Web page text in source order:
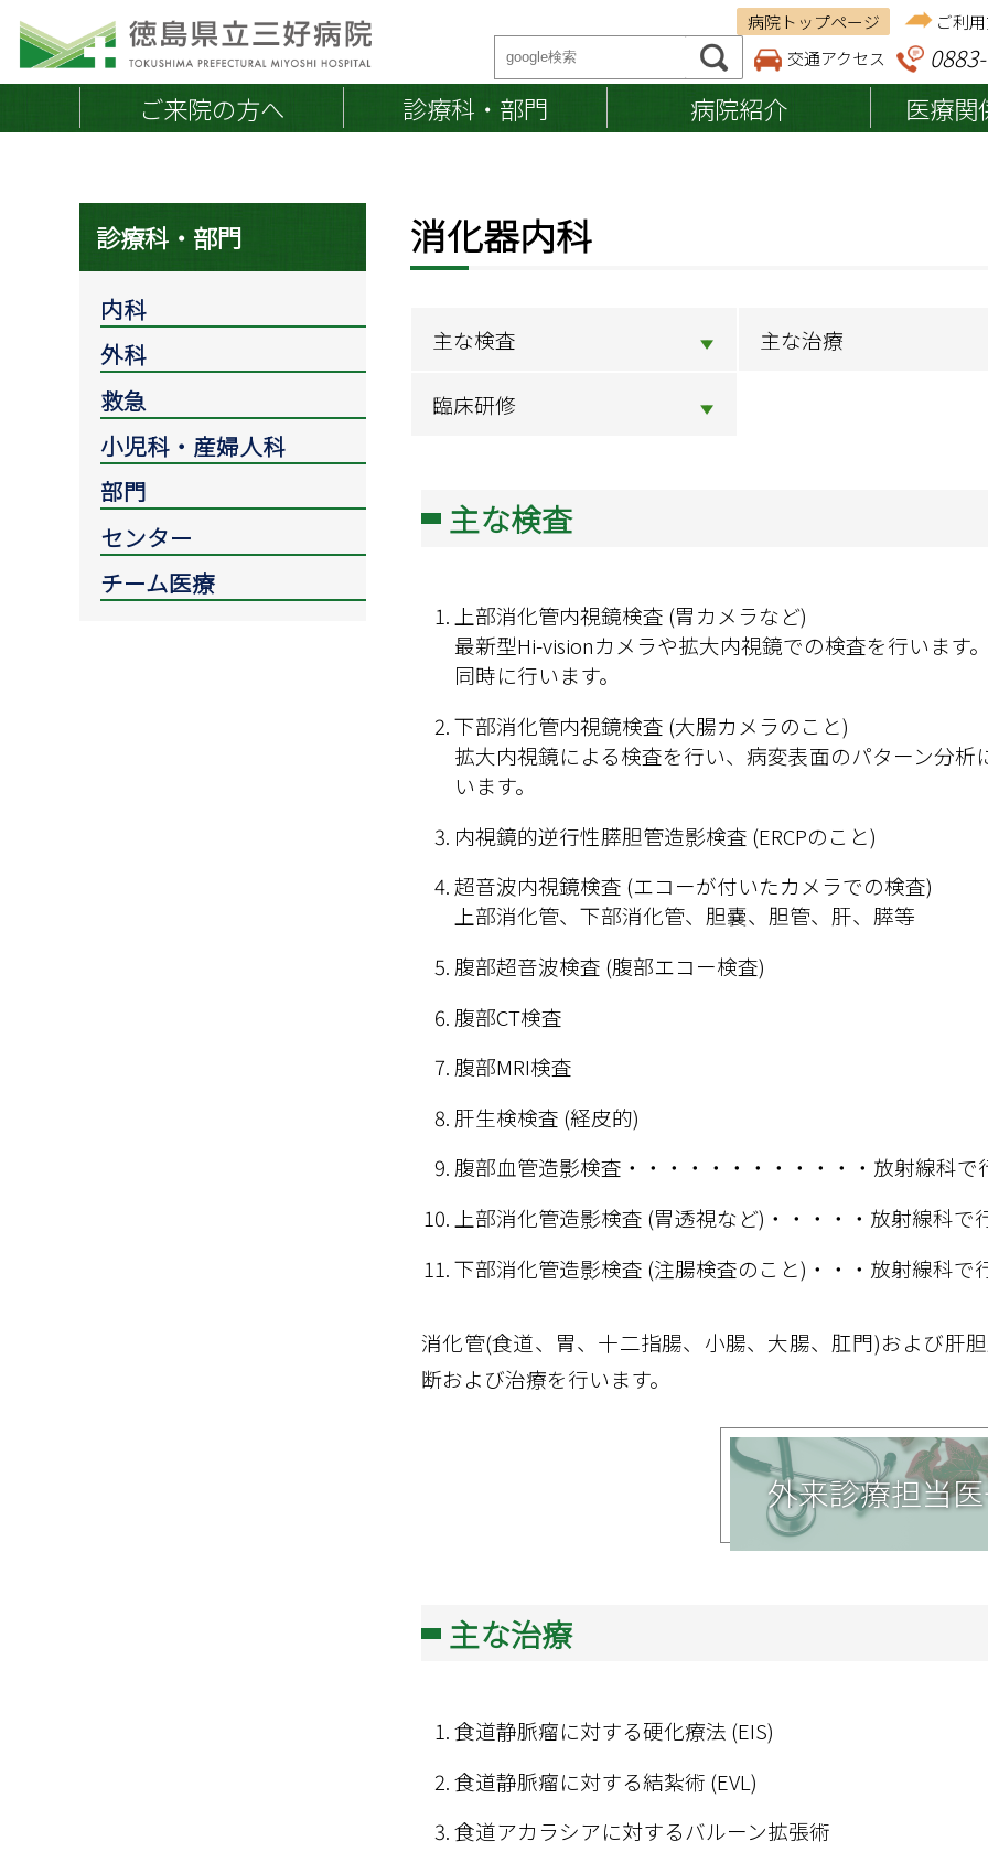
病院トップページ ご利
交通アクセス
ご来院の方へ 診療科・部門 病院紹介 医療関
外来のご案内
初めて受診される方へ
通院中・再診の方へ
救急外来
会計とお支払い
紹介状持参のお願い
お見舞い・ご面会の方へ
緩和ケア
院長挨拶 基本理念
当院の概要・沿革
施設案内
医療体制
取り組み
地域連携医の皆さまへ 保険調剤薬局の皆さまへ
診療科・部門
内科
外科
救急
小児科・産婦人科
部門
センター
チーム医療
消化器内科
主な検査 主な治療
臨床研修
主な検査
上部消化管内視鏡検査 (胃カメラなど)
最新型Hi-visionカメラや拡大内視鏡での検査を行います
同時に行います。
下部消化管内視鏡検査 (大腸カメラのこと)
拡大内視鏡による検査を行い、病変表面のパターン分
います。
内視鏡的逆行性膵胆管造影検査 (ERCPのこと)
超音波内視鏡検査 (エコーが付いたカメラでの検査)
上部消化管、下部消化管、胆嚢、胆管、肝、膵等
腹部超音波検査 (腹部エコー検査)
腹部CT検査
腹部MRI検査
肝生検検査 (経皮的)
腹部血管造影検査・・・・・・・・・・・・放射線科で
上部消化管造影検査 (胃透視など)・・・・・放射線科で
下部消化管造影検査 (注腸検査のこと)・・・放射線科で
消化管(食道、胃、十二指腸、小腸、大腸、肛門)および肝
断および治療を行います。
外来診療担当
主な治療
食道静脈瘤に対する硬化療法 (EIS)
食道静脈瘤に対する結紮術 (EVL)
食道アカラシアに対するバルーン拡張術